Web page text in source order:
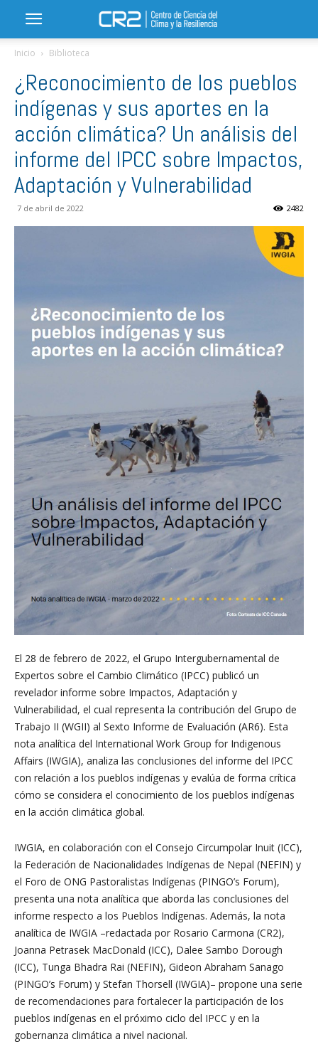
Inicio Biblioteca
¿Reconocimiento de los pueblos
indígenas y sus aportes en la
acción climática? Un análisis del
informe del IPCC sobre Impactos,
Adaptación y Vulnerabilidad
7 de abril de 2022 2482
El 28 de febrero de 2022, el Grupo Intergubernamental de
Expertos sobre el Cambio Climático (IPCC) publicó un
revelador informe sobre Impactos, Adaptación y
Vulnerabilidad, el cual representa la contribución del Grupo de
Trabajo II (WGII) al Sexto Informe de Evaluación (AR6). Esta
nota analítica del International Work Group for Indigenous
Affairs (IWGIA), analiza las conclusiones del informe del IPCC
con relación a los pueblos indígenas y evalúa de forma crítica
cómo se considera el conocimiento de los pueblos indígenas
en la acción climática global.
IWGIA, en colaboración con el Consejo Circumpolar Inuit (ICC),
la Federación de Nacionalidades Indígenas de Nepal (NEFIN) y
el Foro de ONG Pastoralistas Indígenas (PINGO’s Forum),
presenta una nota analítica que aborda las conclusiones del
informe respecto a los Pueblos Indígenas. Además, la nota
analítica de IWGIA –redactada por Rosario Carmona (CR2),
Joanna Petrasek MacDonald (ICC), Dalee Sambo Dorough
(ICC), Tunga Bhadra Rai (NEFIN), Gideon Abraham Sanago
(PINGO’s Forum) y Stefan Thorsell (IWGIA)– propone una serie
de recomendaciones para fortalecer la participación de los
pueblos indígenas en el próximo ciclo del IPCC y en la
gobernanza climática a nivel nacional.